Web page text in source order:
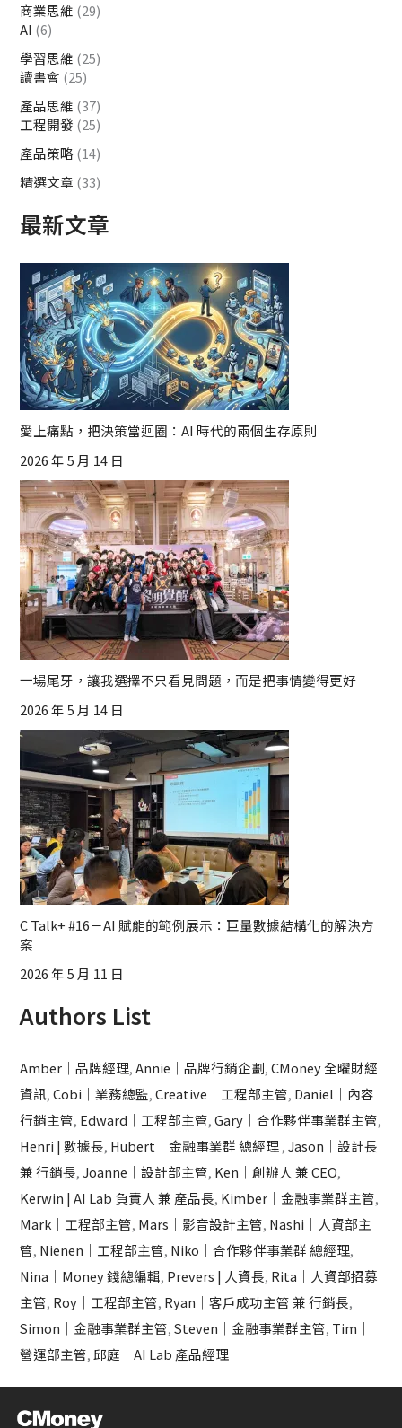
商業思維 (29)
AI (6)
學習思維 (25)
讀書會 (25)
產品思維 (37)
工程開發 (25)
產品策略 (14)
精選文章 (33)
最新文章
愛上痛點，把決策當迴圈：AI 時代的兩個生存原則
2026 年 5 月 14 日
一場尾牙，讓我選擇不只看見問題，而是把事情變得更好
2026 年 5 月 14 日
C Talk+ #16－AI 賦能的範例展示：巨量數據結構化的解決方
案
2026 年 5 月 11 日
Authors List
Amber｜品牌經理,Annie｜品牌行銷企劃,CMoney 全曜財經
資訊,Cobi｜業務總監,Creative｜工程部主管, Daniel｜內容
行銷主管, Edward｜工程部主管,Gary｜合作夥伴事業群主管,
Henri | 數據長, Hubert｜金融事業群 總經理,Jason｜設計長
兼 行銷長,Joanne｜設計部主管, Ken｜創辦人 兼 CEO,
Kerwin | AI Lab 負責人 兼 產品長, Kimber｜金融事業群主管,
Mark｜工程部主管, Mars｜影音設計主管, Nashi｜人資部主
管, Nienen｜工程部主管, Niko｜合作夥伴事業群 總經理,
Nina｜Money 錢總編輯, Prevers | 人資長, Rita｜人資部招募
主管, Roy｜工程部主管, Ryan｜客戶成功主管 兼 行銷長,
Simon｜金融事業群主管,Steven｜金融事業群主管, Tim｜
營運部主管, 邱庭｜AI Lab 產品經理